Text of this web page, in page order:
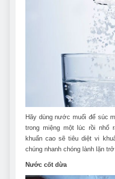
Hãy dùng nước muối để súc
trong miệng một lúc rồi nhổ
khuẩn cao sẽ tiêu diệt vi
chúng nhanh chóng lành lặn
Nước cốt dừa